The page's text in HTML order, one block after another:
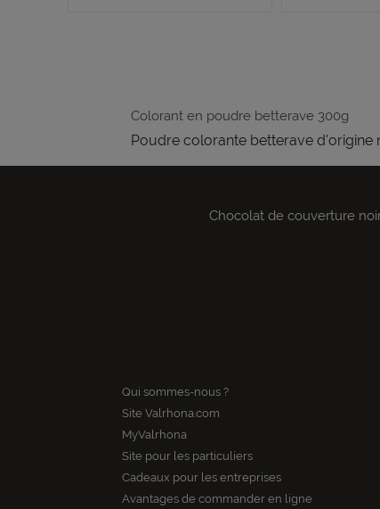
Colorant en poudre betterave 300g
Poudre colorante betterave d'origine
Chocolat de couverture
Qui sommes-nous ?
Site Valrhona.com
MyValrhona
Site pour les particuliers
Cadeaux pour les entreprises
Avantages de commander en ligne